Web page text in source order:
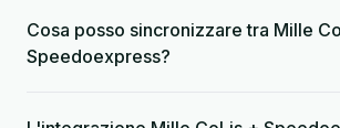
Cosa posso sincronizzare tra Mille
Speedoexpress?